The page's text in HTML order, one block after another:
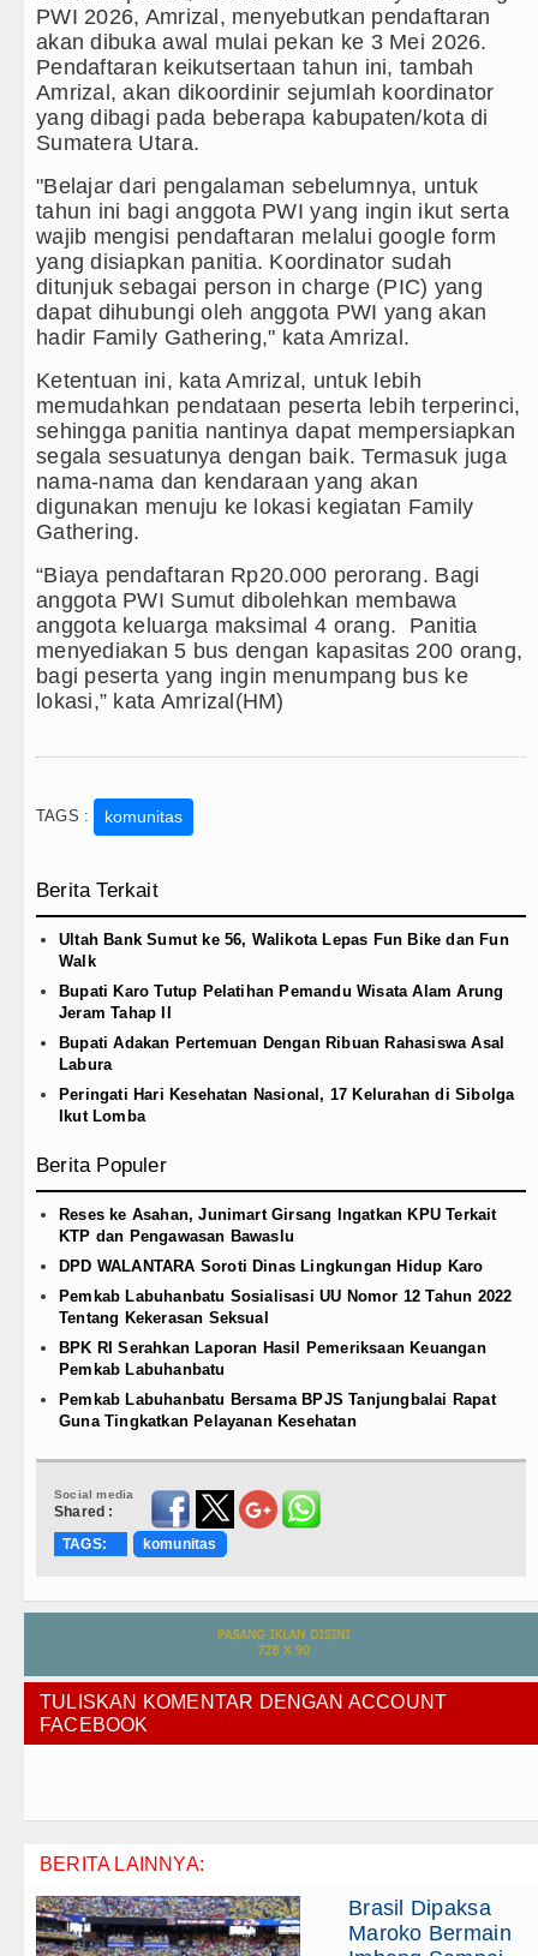
PWI 2026, Amrizal, menyebutkan pendaftaran
akan dibuka awal mulai pekan ke 3 Mei 2026.
Pendaftaran keikutsertaan tahun ini, tambah
Amrizal, akan dikoordinir sejumlah koordinator
yang dibagi pada beberapa kabupaten/kota di
Sumatera Utara.
"Belajar dari pengalaman sebelumnya, untuk
tahun ini bagi anggota PWI yang ingin ikut serta
wajib mengisi pendaftaran melalui google form
yang disiapkan panitia. Koordinator sudah
ditunjuk sebagai person in charge (PIC) yang
dapat dihubungi oleh anggota PWI yang akan
hadir Family Gathering," kata Amrizal.
Ketentuan ini, kata Amrizal, untuk lebih
memudahkan pendataan peserta lebih terperinci,
sehingga panitia nantinya dapat mempersiapkan
segala sesuatunya dengan baik. Termasuk juga
nama-nama dan kendaraan yang akan
digunakan menuju ke lokasi kegiatan Family
Gathering.
“Biaya pendaftaran Rp20.000 perorang. Bagi
anggota PWI Sumut dibolehkan membawa
anggota keluarga maksimal 4 orang. Panitia
menyediakan 5 bus dengan kapasitas 200 orang,
bagi peserta yang ingin menumpang bus ke
lokasi,” kata Amrizal(HM)
TAGS : komunitas
Berita Terkait
Ultah Bank Sumut ke 56, Walikota Lepas Fun Bike dan Fun
Walk
Bupati Karo Tutup Pelatihan Pemandu Wisata Alam Arung
Jeram Tahap II
Bupati Adakan Pertemuan Dengan Ribuan Rahasiswa Asal
Labura
Peringati Hari Kesehatan Nasional, 17 Kelurahan di Sibolga
Ikut Lomba
Berita Populer
Reses ke Asahan, Junimart Girsang Ingatkan KPU Terkait
KTP dan Pengawasan Bawaslu
DPD WALANTARA Soroti Dinas Lingkungan Hidup Karo
Pemkab Labuhanbatu Sosialisasi UU Nomor 12 Tahun 2022
Tentang Kekerasan Seksual
BPK RI Serahkan Laporan Hasil Pemeriksaan Keuangan
Pemkab Labuhanbatu
Pemkab Labuhanbatu Bersama BPJS Tanjungbalai Rapat
Guna Tingkatkan Pelayanan Kesehatan
Social media
Shared :
TAGS:
komunitas
TULISKAN KOMENTAR DENGAN ACCOUNT
FACEBOOK
BERITA LAINNYA:
Brasil Dipaksa
Maroko Bermain